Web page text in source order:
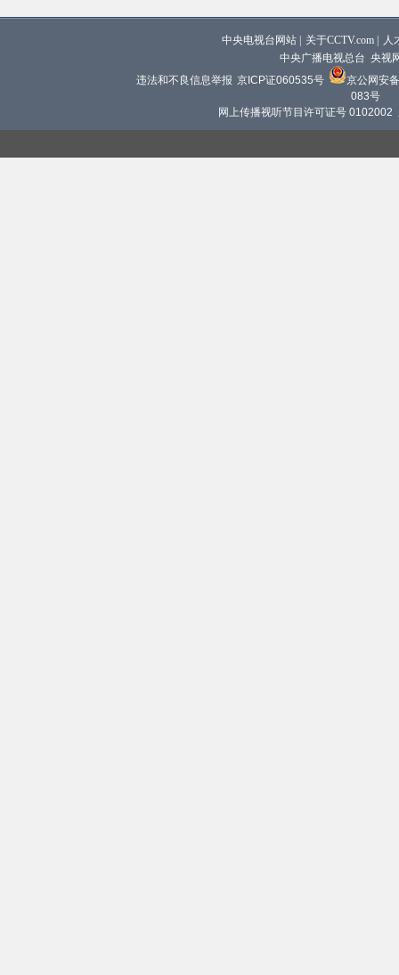
中央电视台网站 关于CCTV.com
人
中央广播电视总台 央视
违法和不良信息举报 京ICP证060535号
京公网安
083号
网上传播视听节目许可证号